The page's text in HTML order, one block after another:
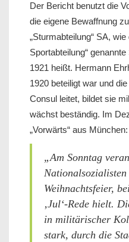
Der Bericht benutzt die
die eigene Bewaffnung
„Sturmabteilung“ SA,
Sportabteilung“
1921 heißt. Hermann
1920 beteiligt war und
Consul leitet, bildet sie
wächst beständig. Im
„Vorwärts“ aus München:
„Am Sonntag
Weihnachtsfeier,
‚Jul‘-Rede hielt.
in militärischer
stark, durch die